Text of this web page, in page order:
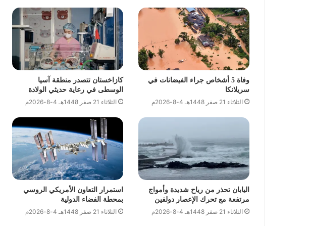
وفاة 5 أشخاص جراء الفيضانات في
سريلانكا
الثلاثاء 21 صفر 1448هـ 4-8-2026م
كازاخستان تتصدر منطقة آسيا
الوسطى في رعاية حديثي الولادة
الثلاثاء 21 صفر 1448هـ 4-8-2026م
اليابان تحذر من رياح شديدة وأمواج
مرتفعة مع تحرك الإعصار دولفين
الثلاثاء 21 صفر 1448هـ 4-8-2026م
استمرار التعاون الأمريكي الروسي
بمحطة الفضاء الدولية
الثلاثاء 21 صفر 1448هـ 4-8-2026م